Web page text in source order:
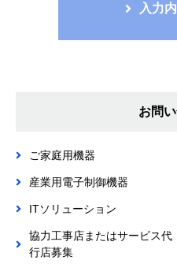
故等の未然防止策及び是
当社は、全従業者に個人
システム（当社が保有す
針、規程、基準、組織、
し、継続的に改善します。
本方針は、外部公開するとと
の教育、啓発に努め個人情報
入力
お問
ご家庭用機器
産業用電子制御機器
ITソリューション
協力工事店またはサービス代
行店募集